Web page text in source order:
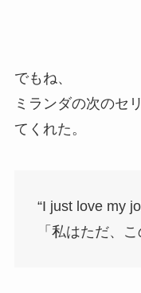
でもね、
ミランダの次のセ
てくれた。
“I just love my
「私はただ、